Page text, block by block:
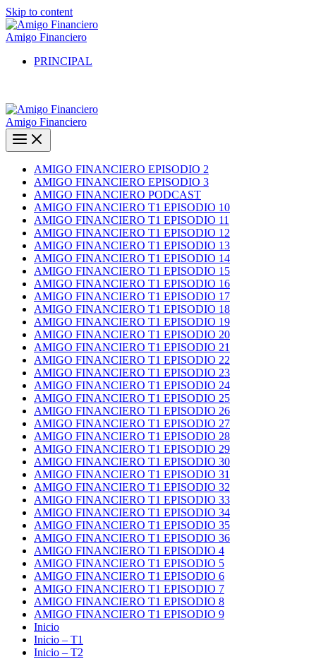
Skip to content
Amigo Financiero
PRINCIPAL
Amigo Financiero
AMIGO FINANCIERO EPISODIO 2
AMIGO FINANCIERO EPISODIO 3
AMIGO FINANCIERO PODCAST
AMIGO FINANCIERO T1 EPISODIO 10
AMIGO FINANCIERO T1 EPISODIO 11
AMIGO FINANCIERO T1 EPISODIO 12
AMIGO FINANCIERO T1 EPISODIO 13
AMIGO FINANCIERO T1 EPISODIO 14
AMIGO FINANCIERO T1 EPISODIO 15
AMIGO FINANCIERO T1 EPISODIO 16
AMIGO FINANCIERO T1 EPISODIO 17
AMIGO FINANCIERO T1 EPISODIO 18
AMIGO FINANCIERO T1 EPISODIO 19
AMIGO FINANCIERO T1 EPISODIO 20
AMIGO FINANCIERO T1 EPISODIO 21
AMIGO FINANCIERO T1 EPISODIO 22
AMIGO FINANCIERO T1 EPISODIO 23
AMIGO FINANCIERO T1 EPISODIO 24
AMIGO FINANCIERO T1 EPISODIO 25
AMIGO FINANCIERO T1 EPISODIO 26
AMIGO FINANCIERO T1 EPISODIO 27
AMIGO FINANCIERO T1 EPISODIO 28
AMIGO FINANCIERO T1 EPISODIO 29
AMIGO FINANCIERO T1 EPISODIO 30
AMIGO FINANCIERO T1 EPISODIO 31
AMIGO FINANCIERO T1 EPISODIO 32
AMIGO FINANCIERO T1 EPISODIO 33
AMIGO FINANCIERO T1 EPISODIO 34
AMIGO FINANCIERO T1 EPISODIO 35
AMIGO FINANCIERO T1 EPISODIO 36
AMIGO FINANCIERO T1 EPISODIO 4
AMIGO FINANCIERO T1 EPISODIO 5
AMIGO FINANCIERO T1 EPISODIO 6
AMIGO FINANCIERO T1 EPISODIO 7
AMIGO FINANCIERO T1 EPISODIO 8
AMIGO FINANCIERO T1 EPISODIO 9
Inicio
Inicio – T1
Inicio – T2